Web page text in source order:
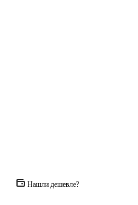
Нашли дешевле?